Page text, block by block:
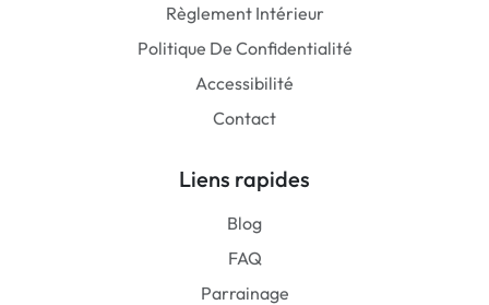
Règlement Intérieur
Politique De Confidentialité
Accessibilité
Contact
Liens rapides
Blog
FAQ
Parrainage